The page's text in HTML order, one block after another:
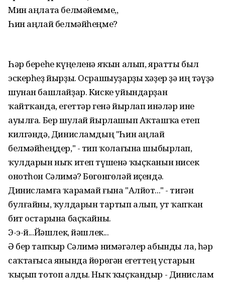
Мин аңлата белмәйемме,,
Һин аңлай белмәйһеңме?
Һәр береһе күңеленә яҡын алып, яратты был
эскерһеҙ йырҙы. Осрашыуҙарҙы хәҙер ҙә иң тәүҙә
шунан башлайҙар. Киске уйындарҙан
ҡайтҡанда, егеттәр генә йырлап инәләр ине
ауылға. Бер шулай йырлашып Аҡташҡа етеп
килгәндә, Динисламдың "Һин аңлай
белмәйһеңдер," - тип ҡолағына шыбырлап,
ҡулдарын ныҡ итеп түшенә ҡыҫҡанын нисек
онотһон Сәлимә? Бөгөнгөләй иҫендә.
Динисламға ҡарамай ғына "Алйот..." - тигән
булғайны, ҡулдарын тартып алып, ут ҡапҡан
бит остарына баҫҡайны.
Э-э-й...Йәшлек, йәшлек...
Ә бер тапҡыр Сәлимә нимәгәлер абынды ла, һәр
саҡтағыса янында йөрөгән егеттең устарын
ҡыҫып тотоп алды. Ныҡ ҡыҫҡандыр - Динислам